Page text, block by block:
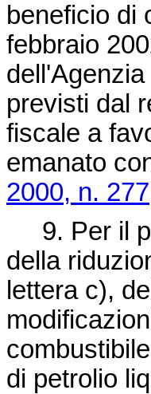
beneficio di
febbraio
previsti dal
fiscale a
emanato
2000, n. 277
9. Per il
della
lettera c),
di petrolio